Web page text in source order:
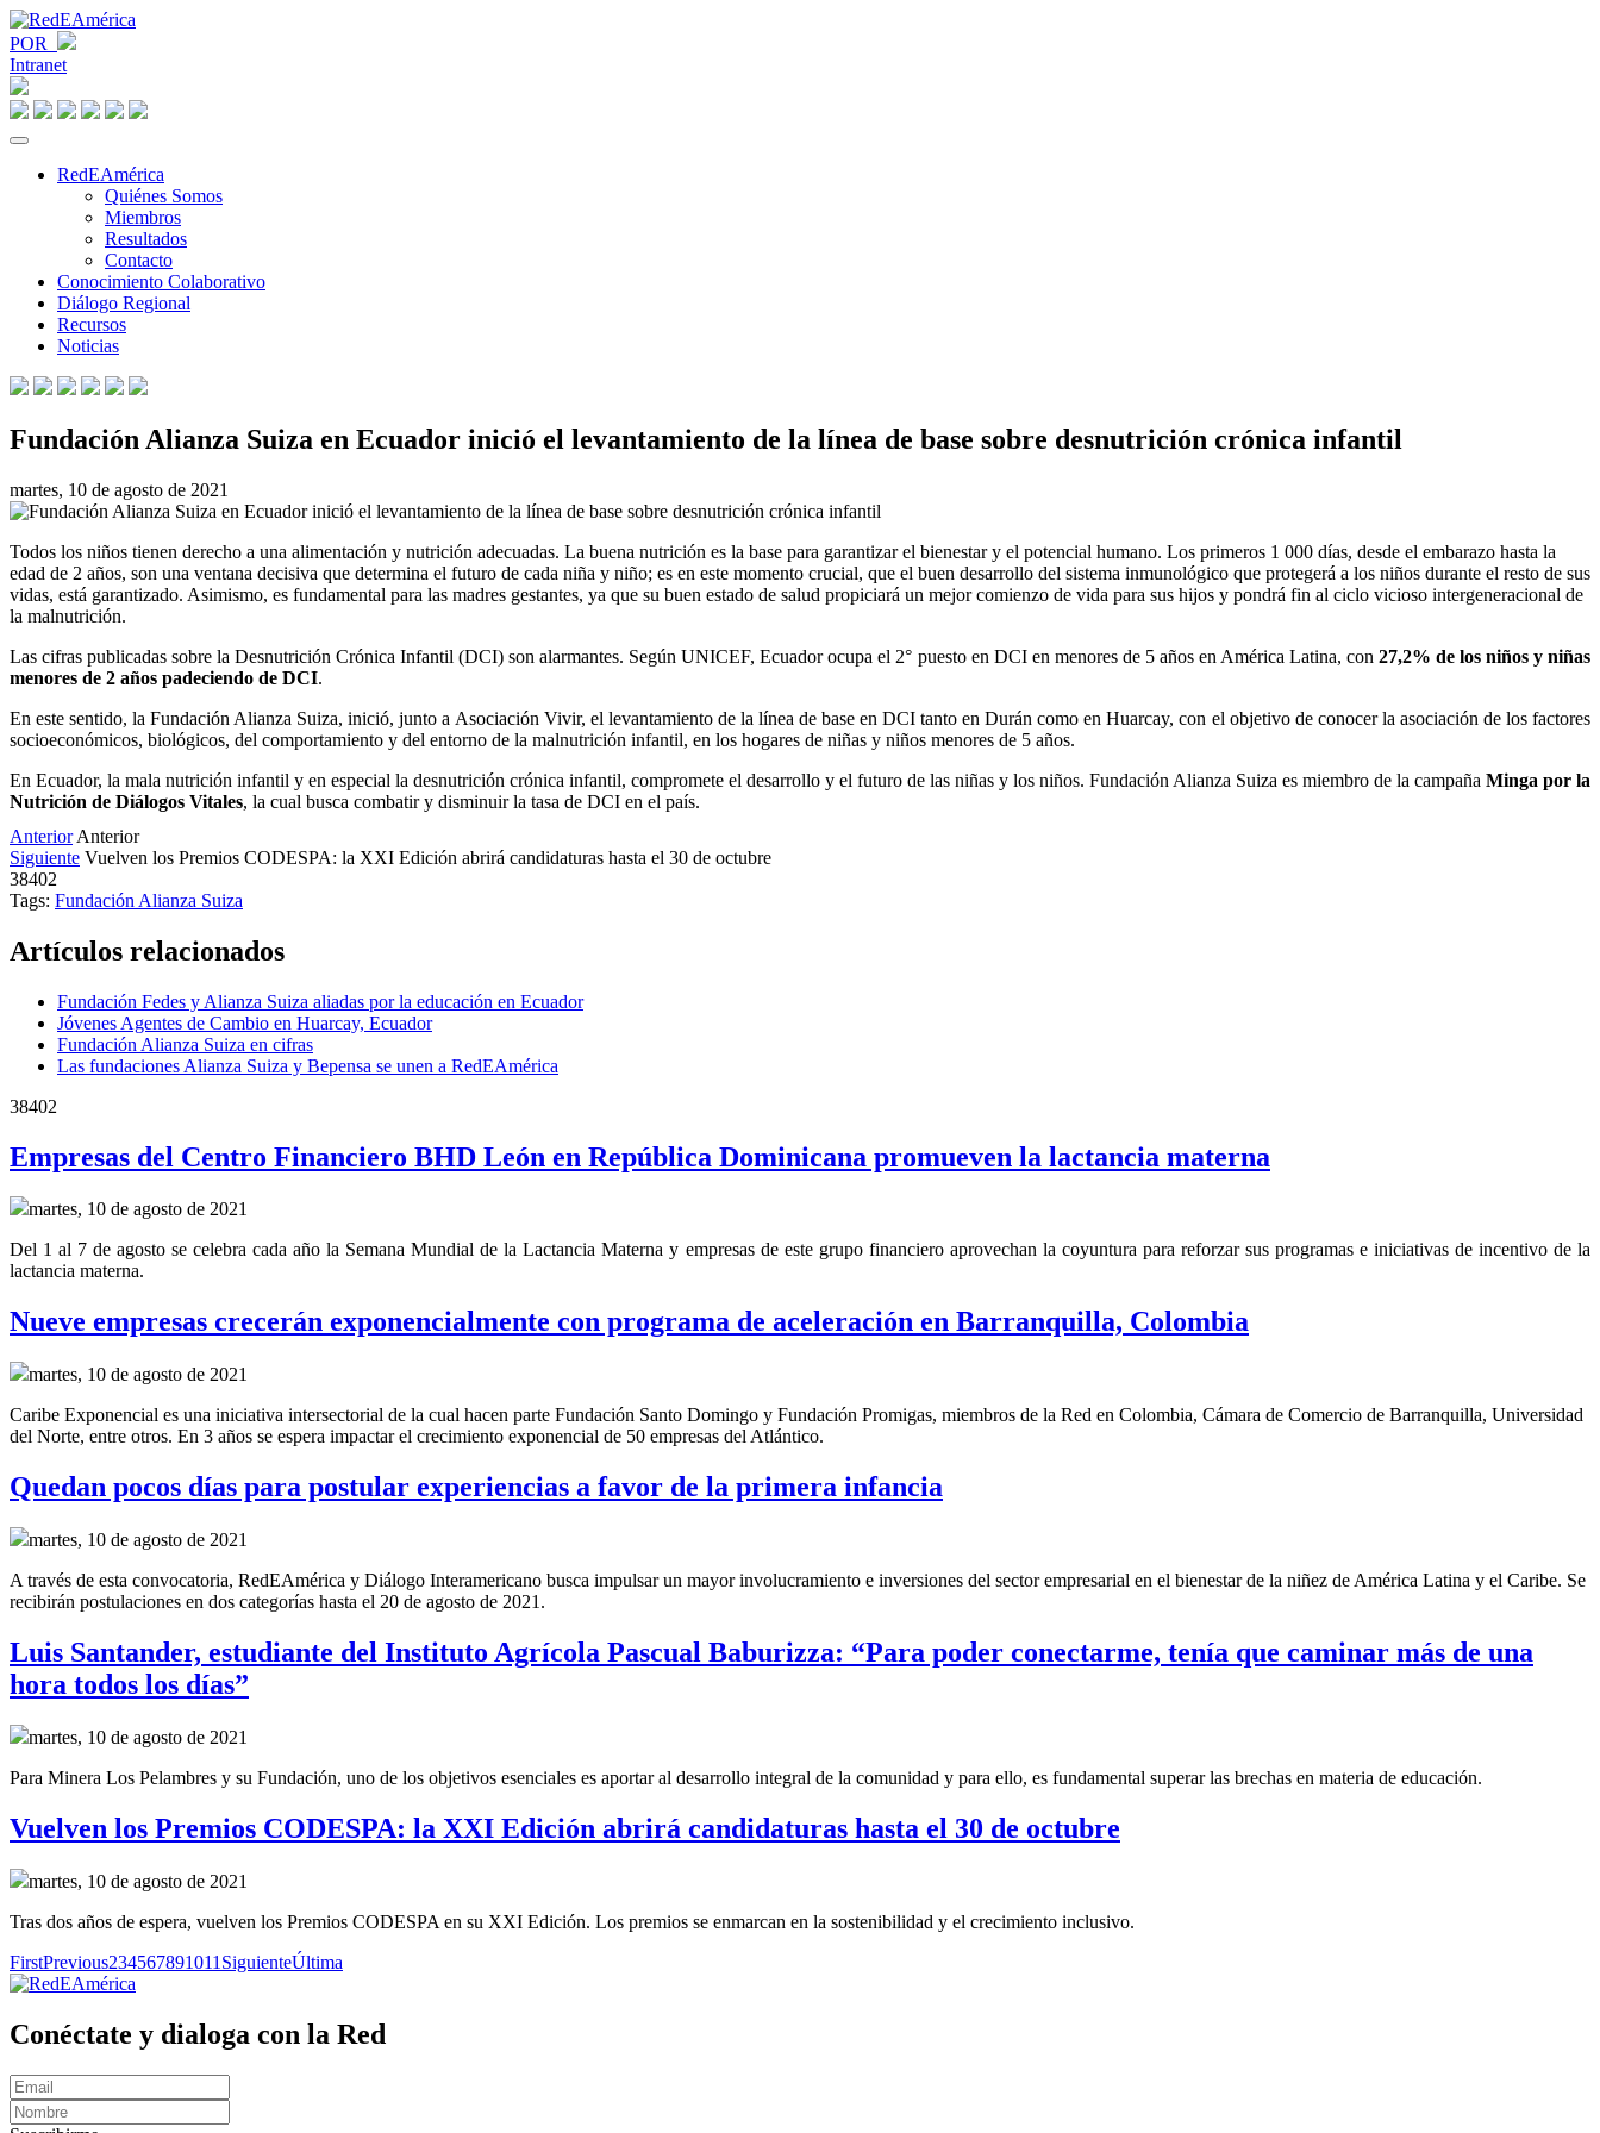
POR
Intranet
RedEAmérica
Quiénes Somos
Miembros
Resultados
Contacto
Conocimiento Colaborativo
Diálogo Regional
Recursos
Noticias
Fundación Alianza Suiza en Ecuador inició el levantamiento de la línea de base sobre desnutrición crónica infantil
martes, 10 de agosto de 2021
Todos los niños tienen derecho a una alimentación y nutrición adecuadas. La buena nutrición es la base para garantizar el bienestar y el potencial humano. Los primeros 1 000 días, desde el embarazo hasta la
edad de 2 años, son una ventana decisiva que determina el futuro de cada niña y niño; es en este momento crucial, que el buen desarrollo del sistema inmunológico que protegerá a los niños durante el resto de sus
vidas, está garantizado. Asimismo, es fundamental para las madres gestantes, ya que su buen estado de salud propiciará un mejor comienzo de vida para sus hijos y pondrá fin al ciclo vicioso intergeneracional de
la malnutrición.
Las cifras publicadas sobre la Desnutrición Crónica Infantil (DCI) son alarmantes. Según UNICEF, Ecuador ocupa el 2° puesto en DCI en menores de 5 años en América Latina, con 27,2% de los niños y niñas
menores de 2 años padeciendo de DCI.
En este sentido, la Fundación Alianza Suiza, inició, junto a Asociación Vivir, el levantamiento de la línea de base en DCI tanto en Durán como en Huarcay, con el objetivo de conocer la asociación de los factores
socioeconómicos, biológicos, del comportamiento y del entorno de la malnutrición infantil, en los hogares de niñas y niños menores de 5 años.
En Ecuador, la mala nutrición infantil y en especial la desnutrición crónica infantil, compromete el desarrollo y el futuro de las niñas y los niños. Fundación Alianza Suiza es miembro de la campaña Minga por la
Nutrición de Diálogos Vitales, la cual busca combatir y disminuir la tasa de DCI en el país.
Anterior Anterior
Siguiente Vuelven los Premios CODESPA: la XXI Edición abrirá candidaturas hasta el 30 de octubre
38402
Tags: Fundación Alianza Suiza
Artículos relacionados
Fundación Fedes y Alianza Suiza aliadas por la educación en Ecuador
Jóvenes Agentes de Cambio en Huarcay, Ecuador
Fundación Alianza Suiza en cifras
Las fundaciones Alianza Suiza y Bepensa se unen a RedEAmérica
38402
Empresas del Centro Financiero BHD León en República Dominicana promueven la lactancia materna
martes, 10 de agosto de 2021
Del 1 al 7 de agosto se celebra cada año la Semana Mundial de la Lactancia Materna y empresas de este grupo financiero aprovechan la coyuntura para reforzar sus programas e iniciativas de incentivo de la
lactancia materna.
Nueve empresas crecerán exponencialmente con programa de aceleración en Barranquilla, Colombia
martes, 10 de agosto de 2021
Caribe Exponencial es una iniciativa intersectorial de la cual hacen parte Fundación Santo Domingo y Fundación Promigas, miembros de la Red en Colombia, Cámara de Comercio de Barranquilla, Universidad
del Norte, entre otros. En 3 años se espera impactar el crecimiento exponencial de 50 empresas del Atlántico.
Quedan pocos días para postular experiencias a favor de la primera infancia
martes, 10 de agosto de 2021
A través de esta convocatoria, RedEAmérica y Diálogo Interamericano busca impulsar un mayor involucramiento e inversiones del sector empresarial en el bienestar de la niñez de América Latina y el Caribe. Se
recibirán postulaciones en dos categorías hasta el 20 de agosto de 2021.
Luis Santander, estudiante del Instituto Agrícola Pascual Baburizza: “Para poder conectarme, tenía que caminar más de una
hora todos los días”
martes, 10 de agosto de 2021
Para Minera Los Pelambres y su Fundación, uno de los objetivos esenciales es aportar al desarrollo integral de la comunidad y para ello, es fundamental superar las brechas en materia de educación.
Vuelven los Premios CODESPA: la XXI Edición abrirá candidaturas hasta el 30 de octubre
martes, 10 de agosto de 2021
Tras dos años de espera, vuelven los Premios CODESPA en su XXI Edición. Los premios se enmarcan en la sostenibilidad y el crecimiento inclusivo.
FirstPrevious234567891011 SiguienteÚltima
Conéctate y dialoga con la Red